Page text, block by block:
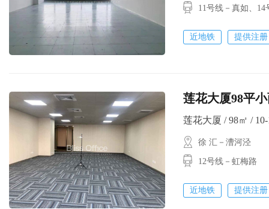
11号线－真如、
近地铁 提供注册
莲花大厦98平
莲花大厦 / 98㎡ / 10-
徐 汇－漕河泾
12号线－虹梅路
近地铁 提供注册